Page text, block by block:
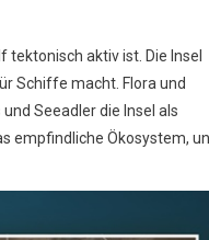
aktiv ist. Die Insel
Schiffe macht. Flora und
Seeadler die Insel als
empfindliche Ökosystem,